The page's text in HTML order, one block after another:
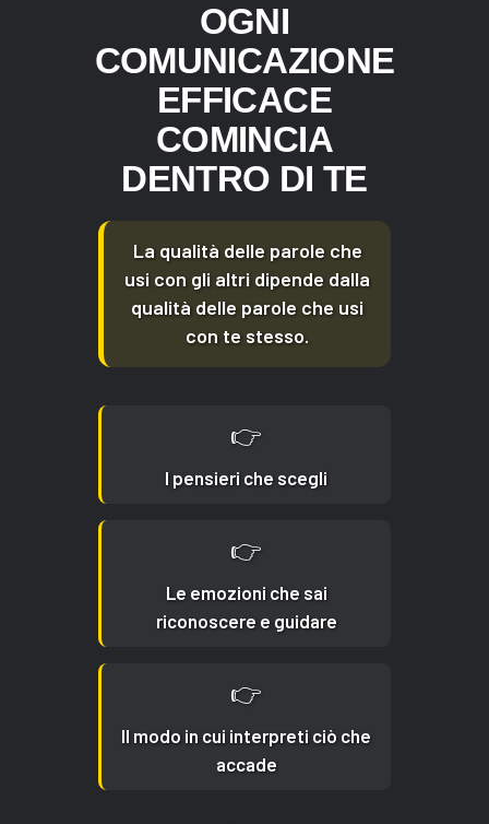
OGNI
COMUNICAZIONE
EFFICACE
COMINCIA
DENTRO DI TE
La qualità delle parole che
usi con gli altri dipende dalla
qualità delle parole che usi
con te stesso.
👉
I pensieri che scegli
👉
Le emozioni che sai
riconoscere e guidare
👉
Il modo in cui interpreti ciò che
accade